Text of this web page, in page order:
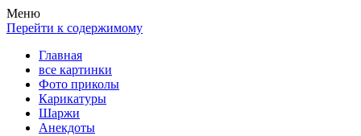
Весела хата — прикольные картинки, смешные истории,
клипы!
Покажем всем ваши фото приколы, карикатуры, шаржи, стихи,
рассказы, видео и песни!
Меню
Перейти к содержимому
Главная
все картинки
Фото приколы
Карикатуры
Шаржи
Анекдоты